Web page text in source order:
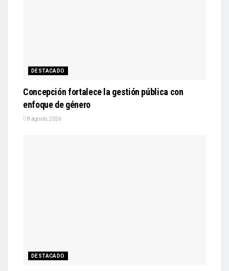
DESTACADO
Concepción fortalece la gestión pública con
enfoque de género
8 agosto, 2026
DESTACADO